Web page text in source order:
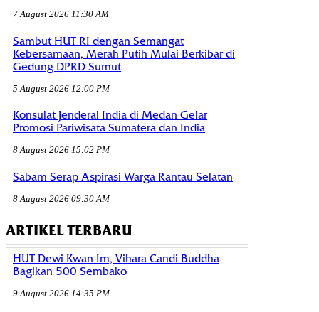
7 August 2026 11:30 AM
Sambut HUT RI dengan Semangat
Kebersamaan, Merah Putih Mulai Berkibar di
Gedung DPRD Sumut
5 August 2026 12:00 PM
Konsulat Jenderal India di Medan Gelar
Promosi Pariwisata Sumatera dan India
8 August 2026 15:02 PM
Sabam Serap Aspirasi Warga Rantau Selatan
8 August 2026 09:30 AM
ARTIKEL TERBARU
HUT Dewi Kwan Im, Vihara Candi Buddha
Bagikan 500 Sembako
9 August 2026 14:35 PM